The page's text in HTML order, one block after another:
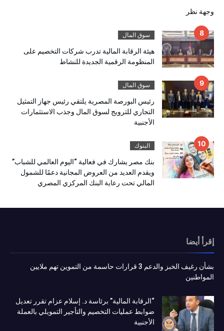
وجهة نظر
سوق المال
هيئة الرقابة المالية تدرب شركات التخصيم على
المنظومة الرقمية الجديدة للنشاط
سوق المال
رئيس البورصة المصرية يلتقي رئيس جهاز التمثيل
التجاري للترويج لسوق المال وجذب الاستثمارات
الأجنبية
البنوك
بنك مصر يشارك في فعالية “اليوم العالمي للشباب”
ويقدم العديد من العروض المجانية دعمًا للشمول
المالي تحت رعاية البنك المركزي المصري
إقرأ أيضا
بشأن رغيف الخبز والدعم 3 قرارات حاسمة من التموين تهم ملايين
المواطنين
“الرقابة المالية” برئاسة د. إسلام عزام تقرر تعديل
ضوابط عمليات التخصيم والتأجير التمويلي بالعملة
الأجنبية